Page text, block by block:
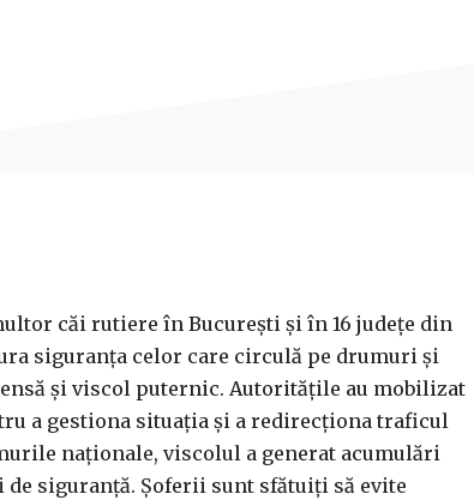
căi rutiere în București și în 16 județe din
siguranța celor care circulă pe drumuri și
și viscol puternic. Autoritățile au mobilizat
a gestiona situația și a redirecționa traficul
naționale, viscolul a generat acumulări
siguranță. Șoferii sunt sfătuiți să evite